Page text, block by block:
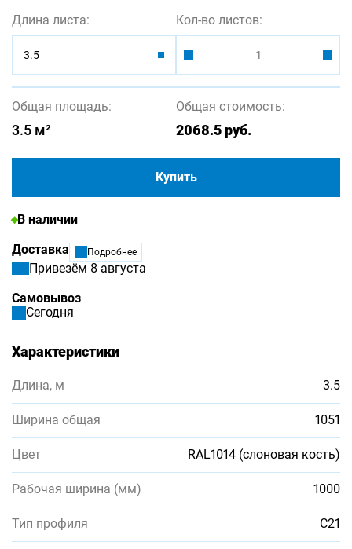
Длина листа:
3.5
Кол-во листов:
Общая площадь:
3.5 м²
Общая стоимость:
2068.5руб.
Купить
В наличии
Доставка
Подробнее
Привезём 8 августа
Самовывоз
Сегодня
Характеристики
Длина, м 3.5
Ширина общая 1051
Цвет RAL1014 (слоновая кость)
Рабочая ширина (мм) 1000
Тип профиля С21